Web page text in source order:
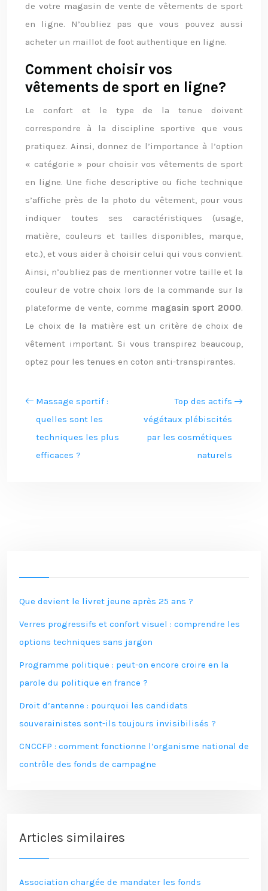
de votre magasin de vente de vêtements de sport
en ligne. N’oubliez pas que vous pouvez aussi
acheter un maillot de foot authentique en ligne.
Comment choisir vos
vêtements de sport en ligne?
Le confort et le type de la tenue doivent
correspondre à la discipline sportive que vous
pratiquez. Ainsi, donnez de l’importance à l’option
« catégorie » pour choisir vos vêtements de sport
en ligne. Une fiche descriptive ou fiche technique
s’affiche près de la photo du vêtement, pour vous
indiquer toutes ses caractéristiques (usage,
matière, couleurs et tailles disponibles, marque,
etc.), et vous aider à choisir celui qui vous convient.
Ainsi, n’oubliez pas de mentionner votre taille et la
couleur de votre choix lors de la commande sur la
plateforme de vente, comme magasin sport 2000.
Le choix de la matière est un critère de choix de
vêtement important. Si vous transpirez beaucoup,
optez pour les tenues en coton anti-transpirantes.
Massage sportif :
quelles sont les
techniques les plus
efficaces ?
Top des actifs
végétaux plébiscités
par les cosmétiques
naturels
Que devient le livret jeune après 25 ans ?
Verres progressifs et confort visuel : comprendre les
options techniques sans jargon
Programme politique : peut-on encore croire en la
parole du politique en france ?
Droit d’antenne : pourquoi les candidats
souverainistes sont-ils toujours invisibilisés ?
CNCCFP : comment fonctionne l’organisme national de
contrôle des fonds de campagne
Articles similaires
Association chargée de mandater les fonds